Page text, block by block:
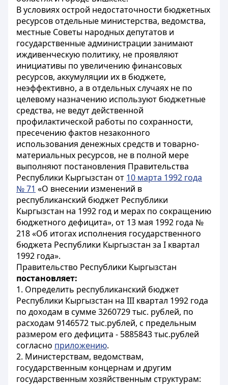
В условиях острой недостаточности бюджетных
ресурсов отдельные министерства, ведомства,
местные Советы народных депутатов и
государственные администрации занимают
иждивенческую политику, не проявляют
инициативы по увеличению финансовых
ресурсов, аккумуляции их в бюджете,
неэффективно, а в отдельных случаях не по
целевому назначению используют бюджетные
средства, не ведут действенной
профилактической работы по сохранности,
пресечению фактов незаконного
использования денежных средств и товарно-
материальных ресурсов, не в полной мере
выполняют постановления Правительства
Республики Кыргызстан от 10 марта 1992 года
№ 71 «О внесении изменений в
республиканский бюджет Республики
Кыргызстан на 1992 год и мерах по сокращению
бюджетного дефицита», от 13 мая 1992 года №
218 «Об итогах исполнения государственного
бюджета Республики Кыргызстан за I квартал
1992 года».
Правительство Республики Кыргызстан
постановляет:
1. Определить республиканский бюджет
Республики Кыргызстан на III квартал 1992 года
по доходам в сумме 3260729 тыс. рублей, по
расходам 9146572 тыс.рублей, с предельным
размером его дефицита - 5885843 тыс.рублей
согласно приложению.
2. Министерствам, ведомствам,
государственным концернам и другим
государственным хозяйственным структурам: